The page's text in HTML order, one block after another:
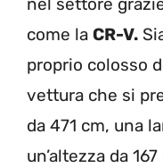
come la CR-V.
proprio colosso
vettura che si
da 471 cm, una
un’altezza da